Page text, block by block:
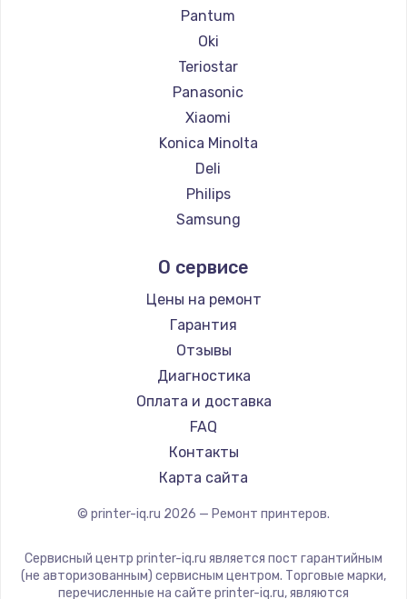
Pantum
Oki
Teriostar
Panasonic
Xiaomi
Konica Minolta
Deli
Philips
Samsung
Lexmark
Sharp
TSC
Fujitsu
Godex
О сервисе
Цены на ремонт
Гарантия
Отзывы
Диагностика
Оплата и доставка
FAQ
Контакты
Карта сайта
© printer-iq.ru 2026 — Ремонт принтеров.
Сервисный центр printer-iq.ru является пост гарантийным
(не авторизованным) сервисным центром. Торговые марки,
перечисленные на сайте printer-iq.ru, являются